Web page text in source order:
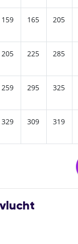
159 165 205
205 225 285
259 295 325
329 309 319